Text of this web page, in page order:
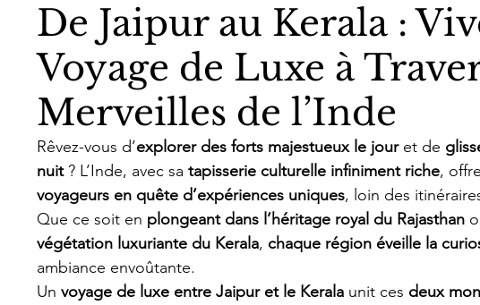
De Jaipur au Kerala :
Voyage de Luxe à
Merveilles de l’Inde
Rêvez-vous d’explorer des forts majestueux le jour et de
nuit ? L’Inde, avec sa tapisserie culturelle infiniment riche,
voyageurs en quête d’expériences uniques, loin des
Que ce soit en plongeant dans l’héritage royal du Rajasthan
végétation luxuriante du Kerala, chaque région éveille la
ambiance envoûtante.
Un voyage de luxe entre Jaipur et le Kerala unit ces deux